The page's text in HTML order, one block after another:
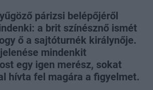
párizsi belépőjéről
a brit színésznő ismét
ő a sajtóturnék királynője.
mindenkit
egy igen merész, sokat
hívta fel magára a figyelmet.